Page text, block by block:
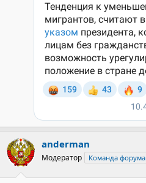
anderman
Модератор Команда форума